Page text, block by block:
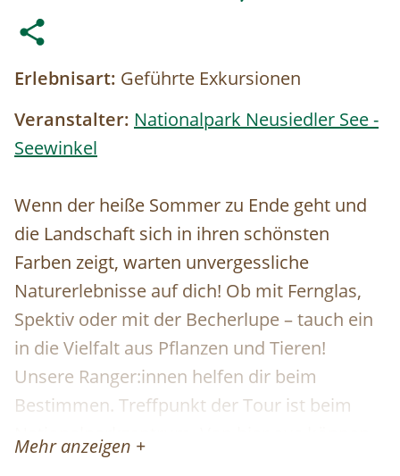
Erlebnisart: Geführte Exkursionen
Veranstalter: Nationalpark Neusiedler See -
Seewinkel
Wenn der heiße Sommer zu Ende geht und
die Landschaft sich in ihren schönsten
Farben zeigt, warten unvergessliche
Naturerlebnisse auf dich! Ob mit Fernglas,
Spektiv oder mit der Becherlupe – tauch ein
in die Vielfalt aus Pflanzen und Tieren!
Unsere Ranger:innen helfen dir beim
Bestimmen. Treffpunkt der Tour ist beim
Nationalparkzentrum. Von hier aus können
entsprechende Exkursionspunkte mit dem
Mehr anzeigen +